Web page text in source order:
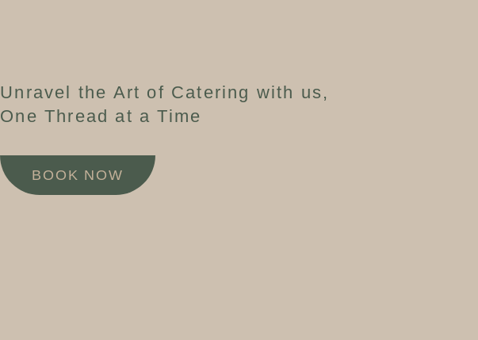
Unravel the Art of Catering with us,
One Thread at a Time
BOOK NOW